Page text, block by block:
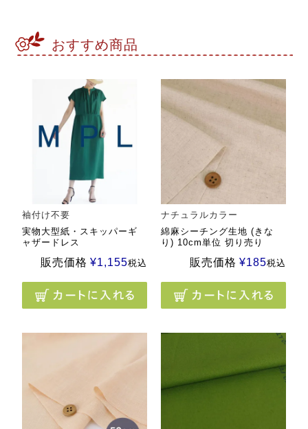
おすすめ商品
袖付け不要
実物大型紙・スキッパーギ
ャザードレス
販売価格 ¥1,155税込
ナチュラルカラー
綿麻シーチング生地 (きな
り) 10cm単位 切り売り
販売価格 ¥185税込